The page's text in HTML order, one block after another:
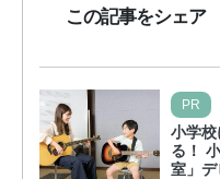
この記事をシェア
PR
小学
る！
室」デ